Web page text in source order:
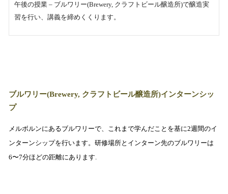
午後の授業 – ブルワリー(Brewery, クラフトビール醸造所)で醸造実
習を行い、講義を締めくくります。
ブルワリー(Brewery, クラフトビール醸造所)インターンシッ
プ
メルボルンにあるブルワリーで、これまで学んだことを基に2週間のイ
ンターンシップを行います。研修場所とインターン先のブルワリーは
6〜7分ほどの距離にあります.